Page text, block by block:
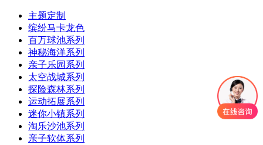
主题定制
缤纷马卡龙色
百万球池系列
神秘海洋系列
亲子乐园系列
太空战城系列
探险森林系列
运动拓展系列
迷你小镇系列
淘乐沙池系列
亲子软体系列